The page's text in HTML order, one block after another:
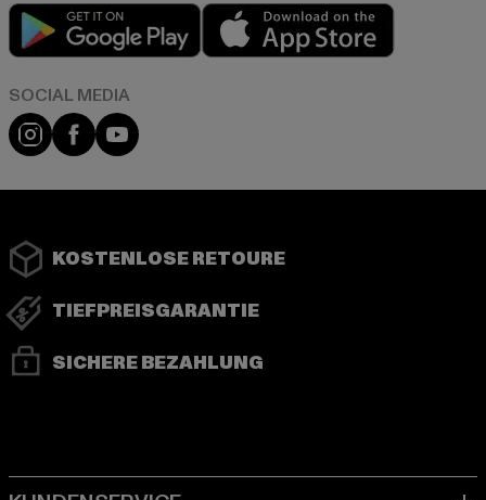
Play market
Instagram
FacebookYouTube
KOSTENLOSE RETOURE
TIEFPREISGARANTIE
SICHERE BEZAHLUNG